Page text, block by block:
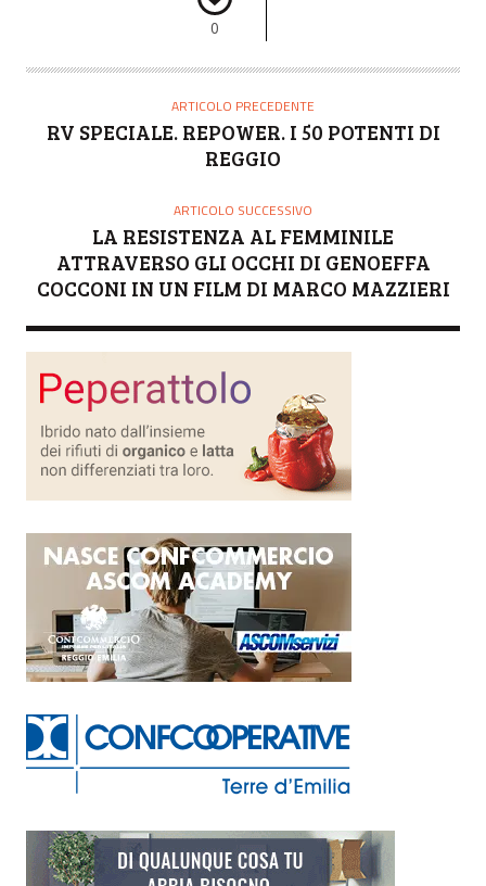
0
ARTICOLO PRECEDENTE
RV SPECIALE. REPOWER. I 50 POTENTI DI
REGGIO
ARTICOLO SUCCESSIVO
LA RESISTENZA AL FEMMINILE
ATTRAVERSO GLI OCCHI DI GENOEFFA
COCCONI IN UN FILM DI MARCO MAZZIERI